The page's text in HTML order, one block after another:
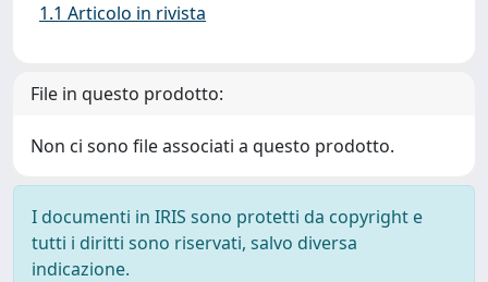
1.1 Articolo in rivista
File in questo prodotto:
Non ci sono file associati a questo prodotto.
I documenti in IRIS sono protetti da copyright e
tutti i diritti sono riservati, salvo diversa
indicazione.